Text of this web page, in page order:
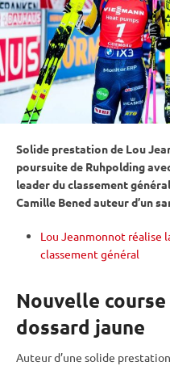
Solide prestation de Lou
poursuitede Ruhpolding
leader du classement
Camille Bened auteur d’un
Lou Jeanmonnot réalise
classement général
Nouvelle
dossard jaune
Auteur d’une solide